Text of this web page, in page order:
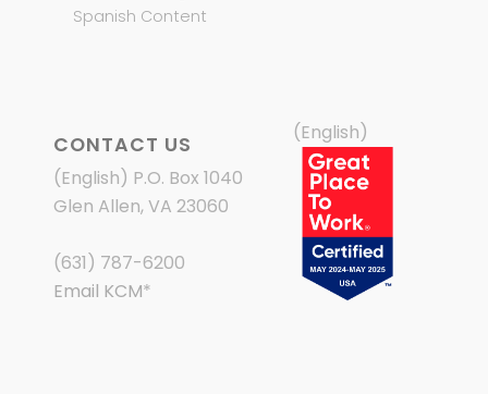
Spanish Content
CONTACT US
(English) P.O. Box 1040
Glen Allen, VA 23060
(631) 787-6200
Email KCM*
(English)